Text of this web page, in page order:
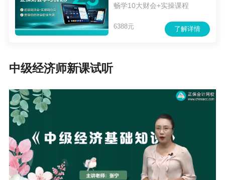
畅学10大财会+实操课程
了解详情
6388元
中级经济师新课试听